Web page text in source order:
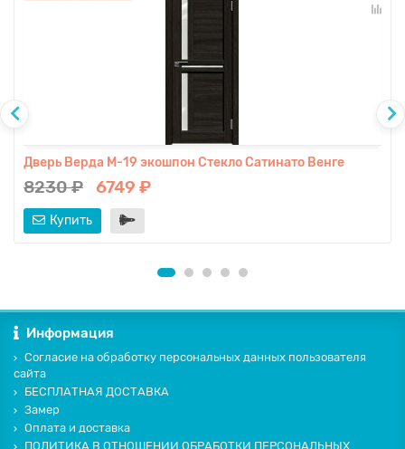
Дверь Верда М-19 экошпон Стекло Сатинато Венге
8230 ₽ 6749 ₽
Купить
Информация
Согласие на обработку персональных данных пользователя
сайта
БЕСПЛАТНАЯ ДОСТАВКА
Замер
Оплата и доставка
ПОЛИТИКА В ОТНОШЕНИИ ОБРАБОТКИ ПЕРСОНАЛЬНЫХ